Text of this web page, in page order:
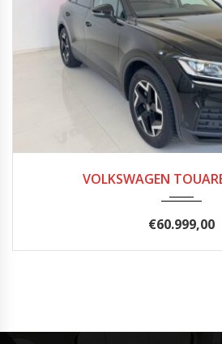
VOLKSWAGEN
€60.999,00